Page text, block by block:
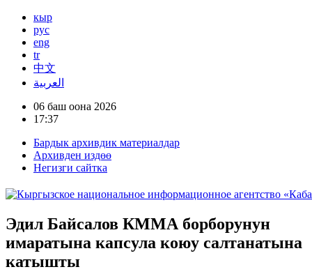
кыр
рус
eng
tr
中文
العربية
06 баш оона 2026
17:37
Бардык архивдик материалдар
Архивден издөө
Негизги сайтка
Эдил Байсалов КММА борборунун
имаратына капсула коюу салтанатына
катышты